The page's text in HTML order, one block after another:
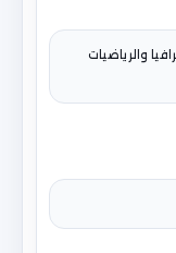
والرياضيات